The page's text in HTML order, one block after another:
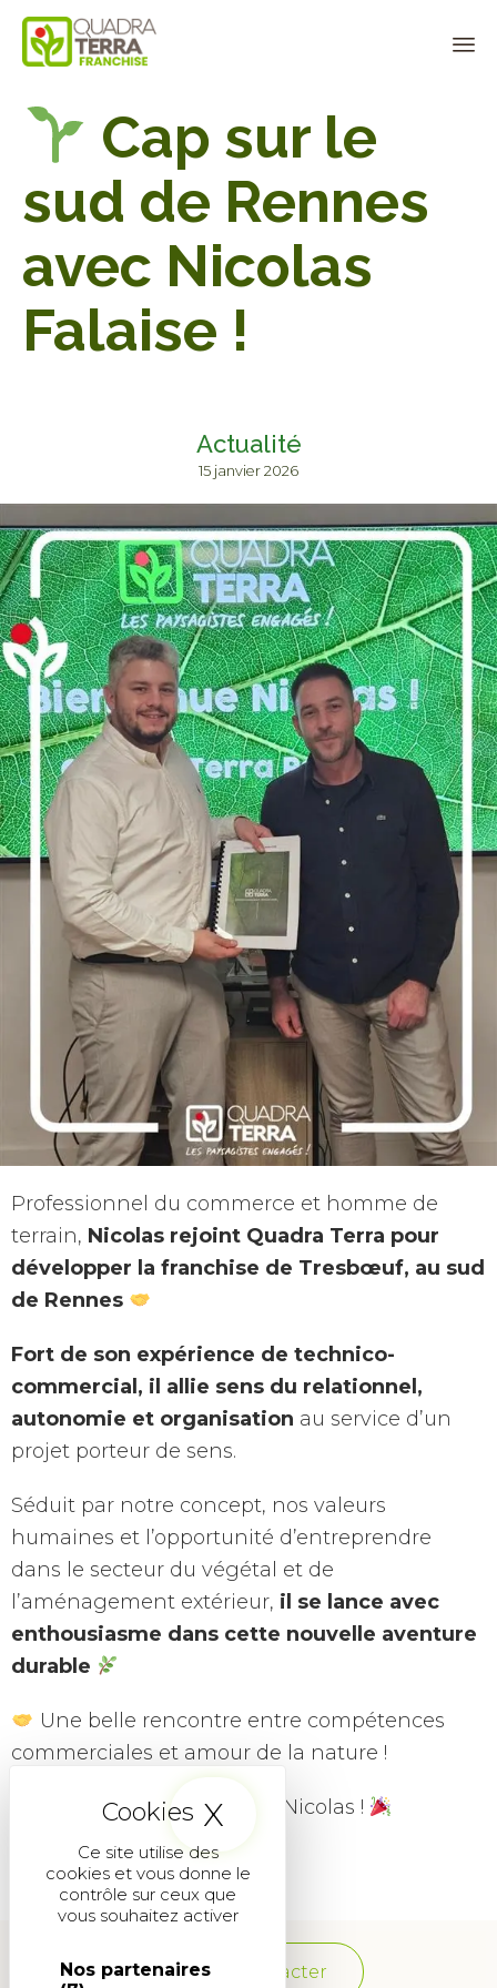
Panneau de gestion des cookies
Ce site utilise des
cookies et vous donne le
contrôle sur ceux que
vous souhaitez activer
Nos partenaires
X Masquer le
Cap sur le
sud de Rennes
avec Nicolas
Falaise !
Actualité
15 janvier 2026
Professionnel du commerce et homme de
terrain, Nicolas rejoint Quadra Terra pour
développer la franchise de Tresbœuf, au sud
de Rennes
Fort de son expérience de technico-
commercial, il allie sens du relationnel,
autonomie et organisation au service d’un
projet porteur de sens.
Séduit par notre concept, nos valeurs
humaines et l’opportunité d’entreprendre
dans le secteur du végétal et de
l’aménagement extérieur, il se lance avec
enthousiasme dans cette nouvelle aventure
durable
Une belle rencontre entre compétences
commerciales et amour de la nature !
Bienvenue dans le réseau, Nicolas !
Nous contacter